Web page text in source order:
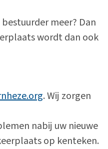
meer? Dan
wordt dan ook
. Wij zorgen
nabij uw nieuwe
op kenteken.